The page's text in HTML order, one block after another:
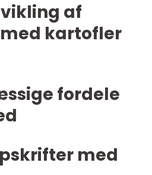
af
kartofler
fordele
med